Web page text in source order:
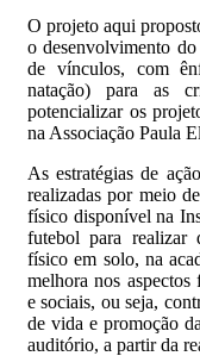
O projeto aqui
o desenvolvimento
de vínculos, com
natação) para as
potencializar os
na Associação Paula
As estratégias de
realizadas por meio
físico disponível na
futebol para realizar
físico em solo, na
melhora nos
e sociais, ou seja,
de vida e promoção
auditório, a partir da